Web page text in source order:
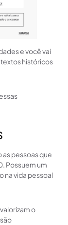
e você vai
históricos
pessoas que
Possuem um
na vida pessoal
o